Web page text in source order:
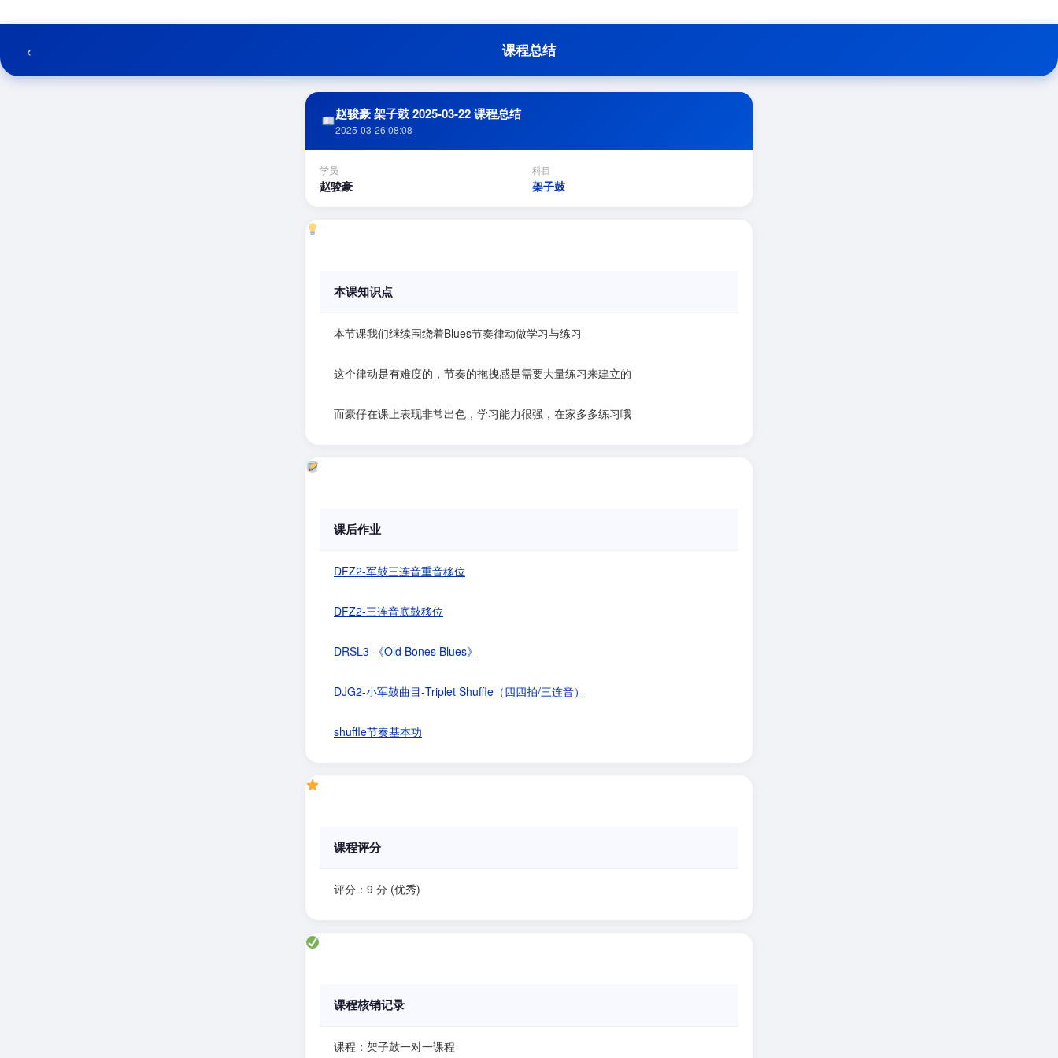
至
容
‹ 课程总结
赵骏豪 架子鼓 2025-03-22 课程总结
2025-03-26 08:08
学员
赵骏豪
科目
架子鼓
本课知识点
本节课我们继续围绕着Blues节奏律动做学习与练习
这个律动是有难度的，节奏的拖拽感是需要大量练习来建立的
而豪仔在课上表现非常出色，学习能力很强，在家多多练习哦
课后作业
DFZ2-军鼓三连音重音移位
DFZ2-三连音底鼓移位
DRSL3-《Old Bones Blues》
DJG2-小军鼓曲目-Triplet Shuffle（四四拍/三连音）
shuffle节奏基本功
课程评分
评分：9 分 (优秀)
课程核销记录
课程：架子鼓一对一课程